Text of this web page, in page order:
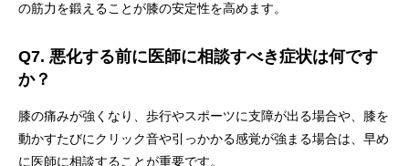
の筋力を鍛えることが膝の安定性を高めます。
Q7. 悪化する前に医師に相談すべき症状は何です
か？
膝の痛みが強くなり、歩行やスポーツに支障が出る場合や、膝を
動かすたびにクリック音や引っかかる感覚が強まる場合は、早め
に医師に相談することが重要です。